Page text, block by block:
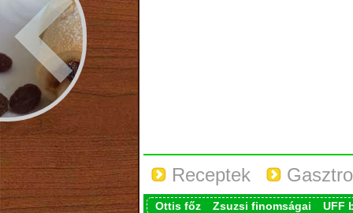
Receptek
Ottis főz Zsuzsi finomságai
UFF